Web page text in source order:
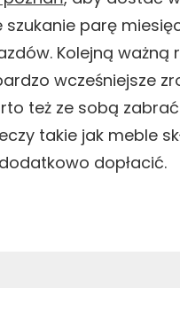
parę
Kolejną ważną
wcześniejsze
też ze sobą zabrać
takie jak meble
dopłacić.